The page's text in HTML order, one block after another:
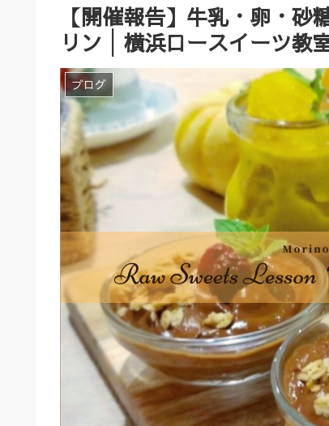
【開催報告】牛乳・卵・
リン│横浜ロースイーツ教
ブログ